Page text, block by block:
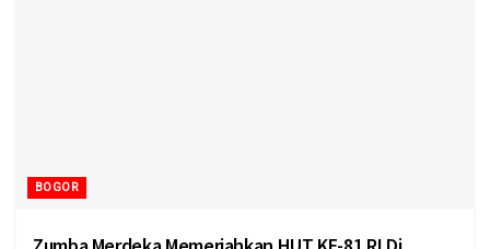
BOGOR